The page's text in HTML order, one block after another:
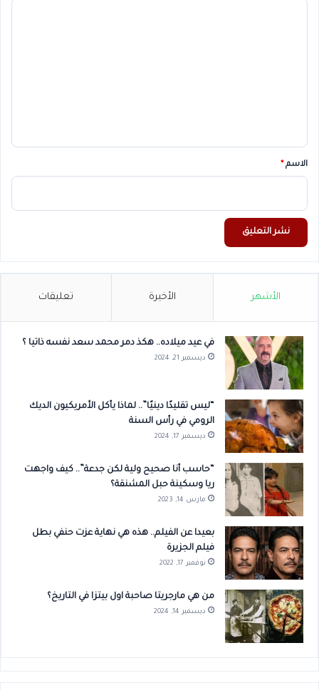
*
الاسم*
الأشهر الأخيرة تعليقات
في عيد ميلاده.. هكذ دمر محمد سعد نفسه ذاتيا ؟
ديسمبر 21, 2024
“ليس تقليدًا دينيًا”.. لماذا يأكل الأمريكيون الديك
الرومي في رأس السنة
ديسمبر 17, 2024
“حاسب أنا صحيح ولية لكن جدعة”.. كيف واجهت
ريا وسكينة حبل المشنقة؟
مارس 14, 2023
بعيدا عن الفيلم.. هذه هي نهاية عزت حنفي بطل
فيلم الجزيرة
نوفمبر 17, 2022
من هي مارجريتا صاحبة اول بيتزا في التاريخ؟
ديسمبر 14, 2024